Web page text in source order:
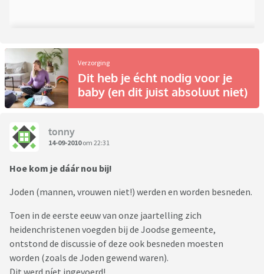
Verzorging
Dit heb je écht nodig voor je
baby (en dit juist absoluut niet)
tonny
14-09-2010om 22:31
Hoe kom je dáár nou bij!
Joden (mannen, vrouwen niet!) werden en worden besneden.
Toen in de eerste eeuw van onze jaartelling zich
heidenchristenen voegden bij de Joodse gemeente,
ontstond de discussie of deze ook besneden moesten
worden (zoals de Joden gewend waren).